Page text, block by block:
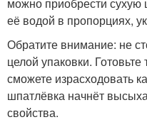
её водой в пропорциях,
Обратите внимание: не
целой упаковки.
сможете израсходовать
шпатлёвка начнёт
свойства.